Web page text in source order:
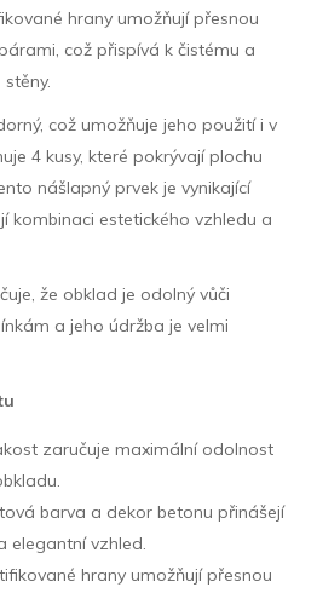
hrany umožňují přesnou
což přispívá k čistému a
což umožňuje jeho použití i v
4 kusy, které pokrývají plochu
nášlapný prvek je vynikající
kombinaci estetického vzhledu a
že obklad je odolný vůči
a jeho údržba je velmi
zaručuje maximální odolnost
barva a dekor betonu přinášejí
elegantní vzhled.
hrany umožňují přesnou